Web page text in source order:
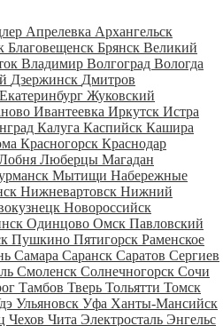
Апрелевка Архангельск
Благовещенск Брянск Великий
Владимир Волгоград Вологда
Дзержинск Дмитров
Екатеринбург Жуковский
Ивантеевка Иркутск Истра
Калуга Каспийск Кашира
Красногорск Краснодар
Люберцы Магадан
Мытищи Набережные
Нижневартовск Нижний
Новороссийск
Одинцово Омск Павловский
Пушкино Пятигорск Раменское
Самара Саранск Саратов Сергиев
Смоленск Солнечногорск Сочи
Тамбов Тверь Тольятти Томск
Ульяновск Уфа Ханты-Мансийск
Чехов Чита Электросталь Энгельс